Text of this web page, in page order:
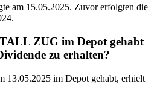
am 15.05.2025. Zuvor erfolgten die
ZUG im Depot gehabt
zu erhalten?
im Depot gehabt, erhielt